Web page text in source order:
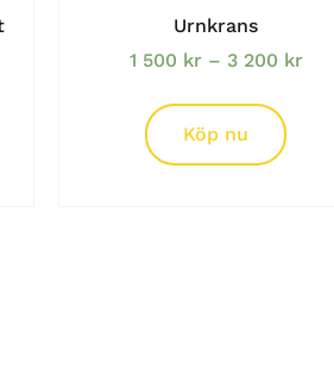
Urnkrans
1 500 kr – 3 200 kr
Köp nu